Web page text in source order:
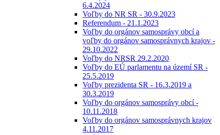
6.4.2024
Voľby do NR SR - 30.9.2023
Referendum - 21.1.2023
Voľby do orgánov samosprávy obcí a
voľby do orgánov samosprávnych krajov -
29.10.2022
Voľby do NRSR 29.2.2020
Voľby do EÚ parlamentu na území SR -
25.5.2019
Voľby prezidenta SR - 16.3.2019 a
30.3.2019
Voľby do orgánov samosprávy obcí -
10.11.2018
Voľby do orgánov samosprávnych krajov
4.11.2017